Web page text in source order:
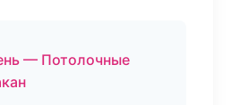
— Потолочные